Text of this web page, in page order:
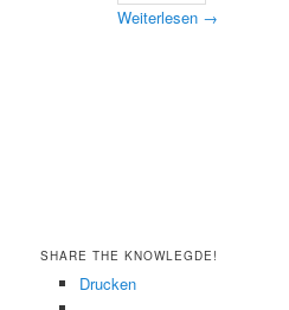
Weiterlesen →
SHARE THE KNOWLEGDE!
Drucken